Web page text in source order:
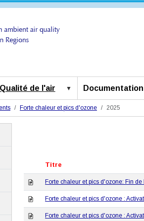
Qualité de l'air Documentation
Forte chaleur et pics d'ozone 2025
Titre
Forte chaleur et pics d'ozone: Fin
Forte chaleur et pics d'ozone :
Forte chaleur et pics d'ozone :